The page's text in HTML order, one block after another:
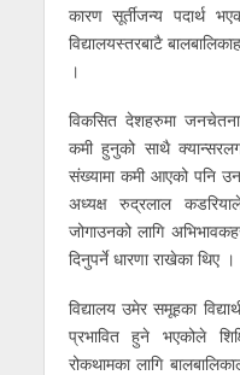
कारण सूर्तीजन्य पदार्थ
विद्यालयस्तरबाटै
।
विकसित देशहरुमा
कमी हुनुको साथै
संख्यामा कमी आएको पनि
अध्यक्ष रुद्रलाल
जोगाउनको लागि
दिनुपर्ने धारणा राखेका थिए ।
विद्यालय उमेर समूहका
प्रभावित हुने भएकोले
रोकथामका लागि